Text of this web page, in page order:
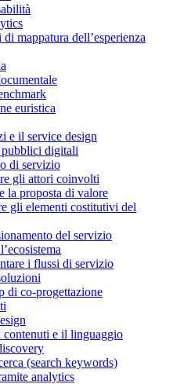
mappatura dell’esperienza
euristica
e il service design
pubblici digitali
di servizio
gli attori coinvolti
la proposta di valore
gli elementi costitutivi del
del servizio
i flussi di servizio
di co-progettazione
contenuti e il linguaggio
(search keywords)
analytics